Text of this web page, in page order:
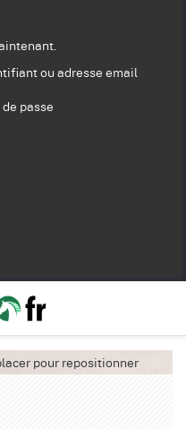
ou adresse email
passe
pour repositionner